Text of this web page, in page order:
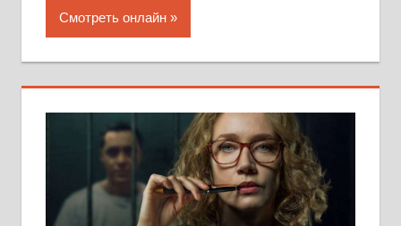
Смотреть онлайн